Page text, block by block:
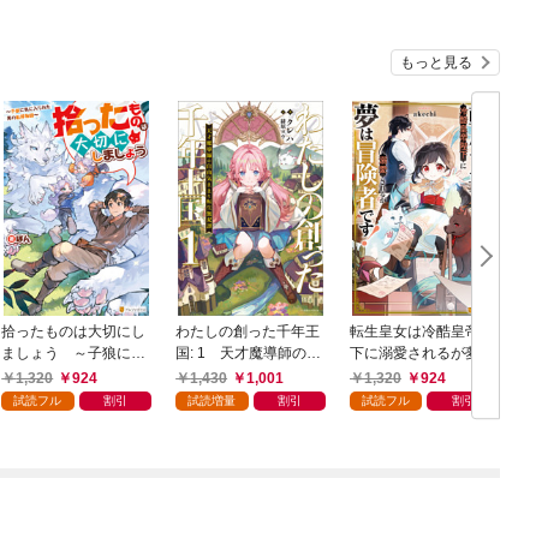
もっと見る
拾ったものは大切にし
ましょう ～子狼に気
に入られた男の転移物
語～
1,320 924
試読フル 割引
わたしの創った千年王
国: 1 天才魔導師の自
由気ままな転生無双譚
【特典SS付】
1,430 1,001
試読増量 割引
転生皇女は冷酷皇帝陛
下に溺愛されるが夢は
冒険者です！
1,320 924
試読フル 割引